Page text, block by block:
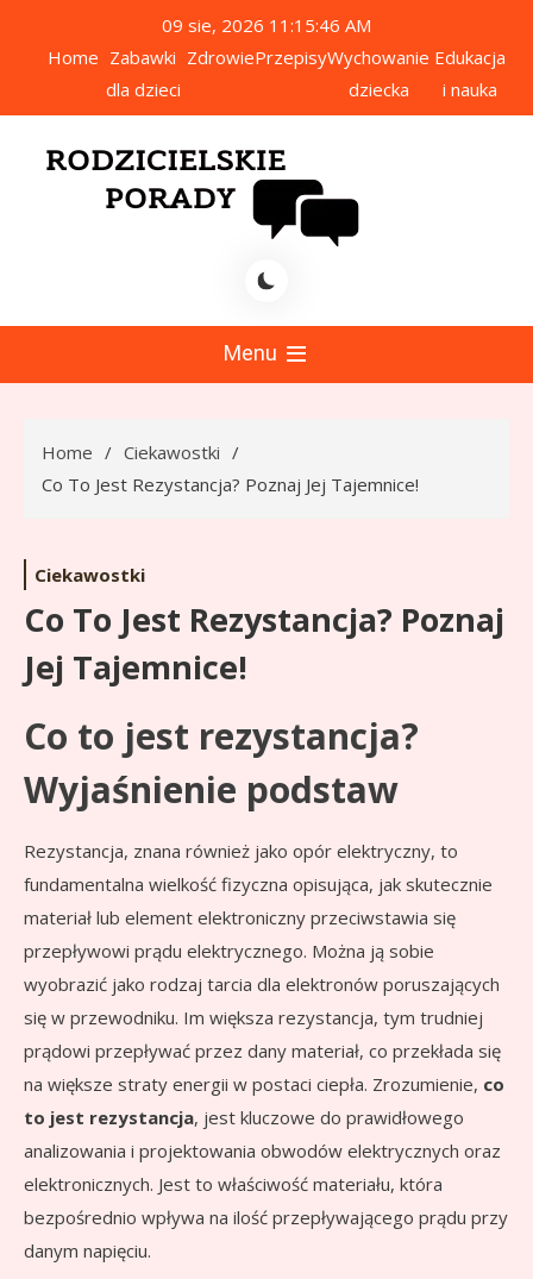
09 sie, 2026 11:15:47 AM
Home Zabawki
dla dzieci
ZdrowiePrzepisyWychowanie
dziecka
Edukacja
i nauka
Porady
Menu
Home
Ciekawostki
Co To Jest Rezystancja? Poznaj Jej Tajemnice!
Ciekawostki
Co To Jest Rezystancja? Poznaj
Jej Tajemnice!
Co to jest rezystancja?
Wyjaśnienie podstaw
Rezystancja, znana również jako opór elektryczny, to
fundamentalna wielkość fizyczna opisująca, jak skutecznie
materiał lub element elektroniczny przeciwstawia się
przepływowi prądu elektrycznego. Można ją sobie
wyobrazić jako rodzaj tarcia dla elektronów poruszających
się w przewodniku. Im większa rezystancja, tym trudniej
prądowi przepływać przez dany materiał, co przekłada się
na większe straty energii w postaci ciepła. Zrozumienie, co
to jest rezystancja, jest kluczowe do prawidłowego
analizowania i projektowania obwodów elektrycznych oraz
elektronicznych. Jest to właściwość materiału, która
bezpośrednio wpływa na ilość przepływającego prądu przy
danym napięciu.